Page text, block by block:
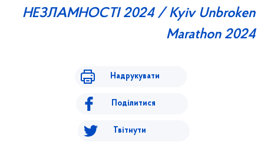
НЕЗЛАМНОСТІ 2024 / Kyiv Unbroken
Marathon 2024
Надрукувати
Поділитися
Твітнути